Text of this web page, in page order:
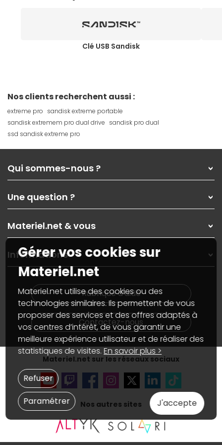
Clé USB Sandisk
Nos clients recherchent aussi :
extreme pro sandisk extreme portable
sandisk extremem pro dual drive sandisk pro dual
ssd sandisk extreme pro
Qui sommes-nous ?
Nos services
Les magasins Materiel.net
Nos solutions pour les pros
Contactez-nous
Une question ?
Paiement, livraison
Garanties,Pack Zen
SAV, demander un retour
Informations
Guides d'achats et tutoriels
Materiel.net & vous
On répare votre PC portable
On rachète votre carte graphique
PC sur mesure : Votre RDV personnalisé
Notre démarche écologique
Materiel.net recrute
Notre programme d'affiliation
Partenariat & Sponsoring
Informations
Plan du site
Nos marques
Conditions générales de vente
Marketplace
Informations légales
Données personnellesetcookies
Gérer vos cookies
Accessibilité : non conforme
Rubrique d'aide
Contactez-nous
Materiel.net sur les réseaux sociaux
Nos autres sites
Gérer vos cookies sur
Materiel.net
Materiel.net utilise des cookies ou des
technologies similaires. Ils permettent de vous
proposer des services et des offres adaptés à
vos centres d’intérêt, de vous garantir une
meilleure expérience utilisateur et de réaliser des
statistiques de visites.En savoir plus >
J'accepte
Paramétrer
Refuser